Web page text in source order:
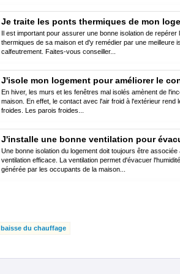
Je traite les ponts thermiques de mon
Il est important pour assurer une bonne isolation de repérer
thermiques de sa maison et d'y remédier par une meilleure
calfeutrement. Faites-vous conseiller...
J'isole mon logement pour améliorer le
En hiver, les murs et les fenêtres mal isolés amènent de
maison. En effet, le contact avec l'air froid à l'extérieur rend
froides. Les parois froides...
J'installe une bonne ventilation pour
Une bonne isolation du logement doit toujours être associée
ventilation efficace. La ventilation permet d'évacuer
générée par les occupants de la maison...
baisse du chauffage